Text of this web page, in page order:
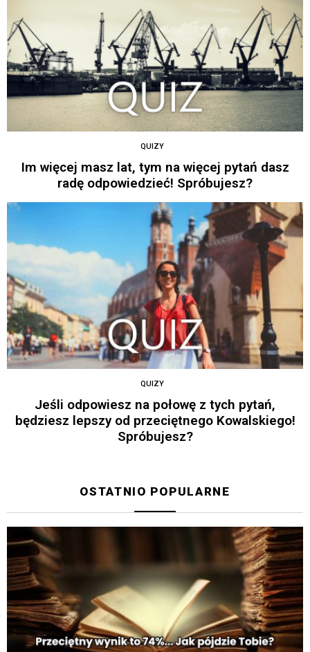
QUIZY
Im więcej masz lat, tym na więcej pytań dasz
radę odpowiedzieć! Spróbujesz?
QUIZY
Jeśli odpowiesz na połowę z tych pytań,
będziesz lepszy od przeciętnego Kowalskiego!
Spróbujesz?
OSTATNIO POPULARNE